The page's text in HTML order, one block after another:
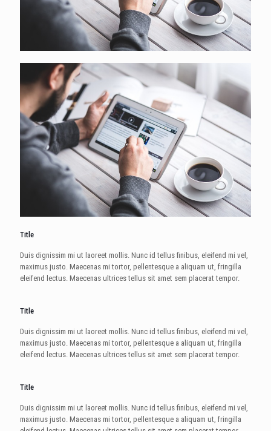
Title
Duis dignissim mi ut laoreet mollis. Nunc id tellus finibus, eleifend mi vel,
maximus justo. Maecenas mi tortor, pellentesque a aliquam ut, fringilla
eleifend lectus. Maecenas ultrices tellus sit amet sem placerat tempor.
Title
Duis dignissim mi ut laoreet mollis. Nunc id tellus finibus, eleifend mi vel,
maximus justo. Maecenas mi tortor, pellentesque a aliquam ut, fringilla
eleifend lectus. Maecenas ultrices tellus sit amet sem placerat tempor.
Title
Duis dignissim mi ut laoreet mollis. Nunc id tellus finibus, eleifend mi vel,
maximus justo. Maecenas mi tortor, pellentesque a aliquam ut, fringilla